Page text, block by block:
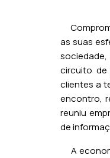
as suas
circuito de
clientes a
encontro,
reuniu
de
A